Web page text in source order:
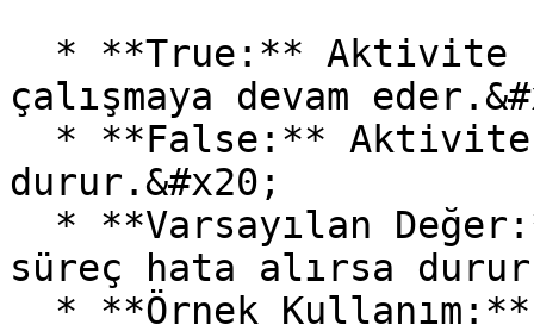
çalışmaya devam
durur.&#x20;
süreç hata alırsa